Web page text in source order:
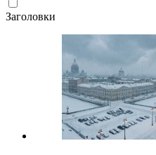
Заголовки